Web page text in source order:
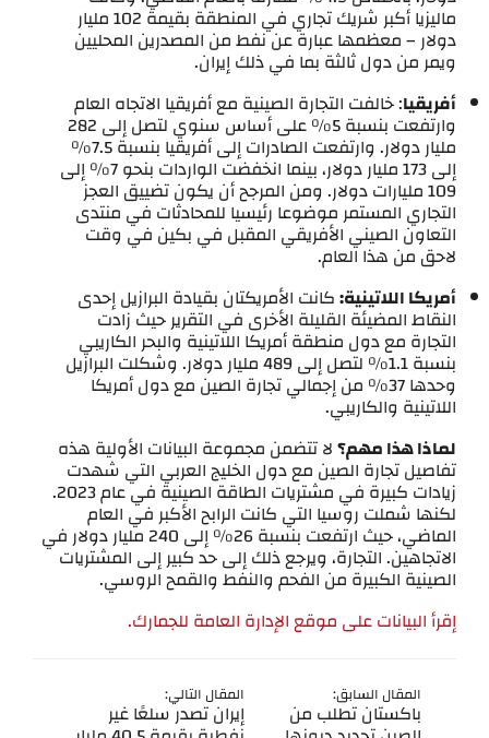
ماليزيا أكبر شريك تجاري في المنطقة بقيمة 102 مليار
دولار – معظمها عبارة عن نفط من المصدرين المحليين
ويمر من دول ثالثة بما في ذلك إيران.
أفريقيا: خالفت التجارة الصينية مع أفريقيا الاتجاه العام
وارتفعت بنسبة 5% على أساس سنوي لتصل إلى 282
مليار دولار. وارتفعت الصادرات إلى أفريقيا بنسبة 7.5%
إلى 173 مليار دولار، بينما انخفضت الواردات بنحو 7% إلى
109 مليارات دولار. ومن المرجح أن يكون تضييق العجز
التجاري المستمر موضوعا رئيسيا للمحادثات في منتدى
التعاون الصيني الأفريقي المقبل في بكين في وقت
لاحق من هذا العام.
أمريكا اللاتينية:كانت الأمريكتان بقيادة البرازيل إحدى
النقاط المضيئة القليلة الأخرى في التقرير حيث زادت
التجارة مع دول منطقة أمريكا اللاتينية والبحر الكاريبي
بنسبة 1.1٪ لتصل إلى 489 مليار دولار. وشكلت البرازيل
وحدها 37% من إجمالي تجارة الصين مع دول أمريكا
اللاتينية والكاريبي.
لماذا هذا مهم؟لا تتضمن مجموعة البيانات الأولية هذه
تفاصيل تجارة الصين مع دول الخليج العربي التي شهدت
زيادات كبيرة في مشتريات الطاقة الصينية في عام 2023.
لكنها شملت روسيا التي كانت الرابح الأكبر في العام
الماضي، حيث ارتفعت بنسبة 26٪ إلى 240 مليار دولار في
الاتجاهين. التجارة، ويرجع ذلك إلى حد كبير إلى المشتريات
الصينية الكبيرة من الفحم والنفط والقمح الروسي.
إقرأ البيانات على موقع الإدارة العامة للجمارك.
المقال السابق:
باكستان تطلب من
المقال التالي:
إيران تصدر سلعًا غير